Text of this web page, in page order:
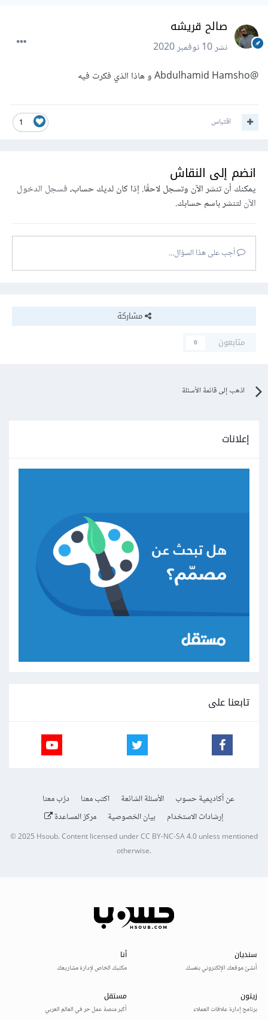
صالح قريشه
نشر10 نوفمبر 2020
@Abdulhamid Hamsho
و هاذا الذي فكرت فيه
1 اقتباس
انضم إلى النقاش
يمكنك أن تنشر الآن وتسجل لاحقًا. إذا كان لديك حساب،فسجل الدخول
الآنلتنشر باسم حسابك.
أجب على هذا السؤال...
مشاركة
متابعون
0
اذهب إلى قائمة الأسئلة
إعلانات
تابعنا على
عن أكاديمية حسوب الأسئلة الشائعة اكتب معنا
درّب معنا
إرشادات الاستخدام
بيان الخصوصية مركز المساعدة
© 2025Hsoub.Content licensed underCC BY-NC-SA 4.0unless mentioned
otherwise.